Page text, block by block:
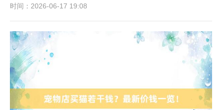
时间：2026-06-17 19:08